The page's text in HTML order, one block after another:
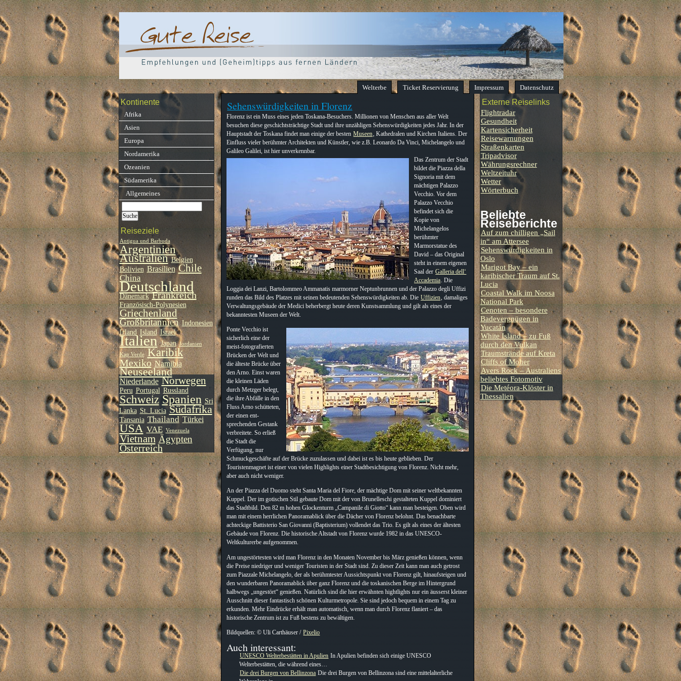
Welterbe Ticket Reservierung Impressum Datenschutz
Sehenswürdigkeiten in Florenz
Florenz ist ein Muss eines jeden Toskana-Besuchers. Millionen von Menschen aus aller Welt
besuchen diese geschichtsträchtige Stadt und ihre unzähligen Sehenswürdigkeiten jedes Jahr. In der
Hauptstadt der Toskana findet man einige der besten Museen, Kathedralen und Kirchen Italiens. Der
Einfluss vieler berühmter Architekten und Künstler, wie z.B. Leonardo Da Vinci, Michelangelo und
Galileo Galilei, ist hier unverkennbar.
Das Zentrum der Stadt
bildet die Piazza della
Signoria mit dem
mächtigen Palazzo
Vecchio. Vor dem
Palazzo Vecchio
befindet sich die
Kopie von
Michelangelos
berühmter
Marmorstatue des
David – das Original
steht in einem eigenen
Saal der Galleria dell‘
Accademia. Die
Loggia dei Lanzi, Bartolommeo Ammanatis marmorner Neptunbrunnen und der Palazzo degli Uffizi
runden das Bild des Platzes mit seinen bedeutenden Sehenswürdigkeiten ab. Die Uffizien, damaliges
Verwaltungsgebäude der Medici beherbergt heute deren Kunstsammlung und gilt als eines der
bekanntesten Museen der Welt.
Ponte Vecchio ist
sicherlich eine der
meist-fotografierten
Brücken der Welt und
die älteste Brücke über
den Arno. Einst waren
die kleinen Läden
durch Metzger belegt,
die ihre Abfälle in den
Fluss Arno schütteten,
der einen ent-
sprechenden Gestank
verbreitete. So erließ
die Stadt die
Verfügung, nur
Schmuckgeschäfte auf der Brücke zuzulassen und dabei ist es bis heute geblieben. Der
Touristenmagnet ist einer von vielen Highlights einer Stadtbesichtigung von Florenz. Nicht mehr,
aber auch nicht weniger.
An der Piazza del Duomo steht Santa Maria del Fiore, der mächtige Dom mit seiner weltbekannten
Kuppel. Der im gotischen Stil gebaute Dom mit der von Brunelleschi gestalteten Kuppel dominiert
das Stadtbild. Den 82 m hohen Glockenturm „Campanile di Giotto“ kann man besteigen. Oben wird
man mit einem herrlichen Panoramablick über die Dächer von Florenz belohnt. Das benachbarte
achteckige Battisterio San Giovanni (Baptisterium) vollendet das Trio. Es gilt als eines der ältesten
Gebäude von Florenz. Die historische Altstadt von Florenz wurde 1982 in das UNESCO-
Weltkulturerbe aufgenommen.
Am ungestörtesten wird man Florenz in den Monaten November bis März genießen können, wenn
die Preise niedriger und weniger Touristen in der Stadt sind. Zu dieser Zeit kann man auch getrost
zum Piazzale Michelangelo, der als berühmtester Aussichtspunkt von Florenz gilt, hinaufsteigen und
den wunderbaren Panoramablick über ganz Florenz und die toskanischen Berge im Hintergrund
halbwegs „ungestört“ genießen. Natürlich sind die hier erwähnten hightlights nur ein äusserst kleiner
Ausschnitt dieser fantastisch schönen Kulturmetropole. Sie sind jedoch bequem in einem Tag zu
erkunden. Mehr Eindrücke erhält man automatisch, wenn man durch Florenz flaniert – das
historische Zentrum ist zu Fuß bestens zu bewältigen.
Bildquellen: © Uli Carthäuser / Pixelio
Auch interessant:
UNESCO Welterbestätten in Apulien In Apulien befinden sich einige UNESCO
Welterbestätten, die während eines…
Die drei Burgen von Bellinzona Die drei Burgen von Bellinzona sind eine mittelalterliche
Externe Reiselinks
Flightradar
Gesundheit
Kartensicherheit
Reisewarnungen
Straßenkarten
Tripadvisor
Währungsrechner
Weltzeituhr
Wetter
Wörterbuch
Beliebte
Reiseberichte
Auf zum chilligen „Sail
in“ am Attersee
Sehenswürdigkeiten in
Oslo
Marigot Bay – ein
karibischer Traum auf St.
Lucia
Coastal Walk im Noosa
National Park
Cenoten – besondere
Badevergnügen in
Yucatán
White Island – zu Fuß
durch den Vulkan
Traumstrände auf Kreta
Cliffs of Moher
Ayers Rock – Australiens
beliebtes Fotomotiv
Die Metéora-Klöster in
Thessalien
Kontinente
Afrika
Asien
Europa
Nordamerika
Ozeanien
Südamerika
Allgemeines
Reiseziele
Antigua und Barbuda
Argentinien
Australien Belgien
Bolivien Brasilien Chile
China
Deutschland
Dänemark Frankreich
Französisch-Polynesien
Griechenland
Großbritannien Indonesien
Irland Island Israel
Italien Japan Jordanien
Kap Verde Karibik
Mexiko Namibia
Neuseeland
Niederlande Norwegen
Peru Portugal Russland
Schweiz Spanien Sri
Lanka St. Lucia Südafrika
Tansania Thailand Türkei
USA VAE Venezuela
Vietnam Ägypten
Österreich